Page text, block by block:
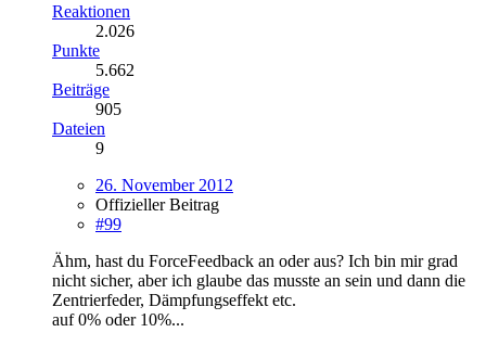
Reaktionen
2.026
Punkte
5.662
Beiträge
905
Dateien
9
26. November 2012
Offizieller Beitrag
#99
Ähm, hast du ForceFeedback an oder aus? Ich bin mir grad
nicht sicher, aber ich glaube das musste an sein und dann die
Zentrierfeder, Dämpfungseffekt etc.
auf 0% oder 10%...